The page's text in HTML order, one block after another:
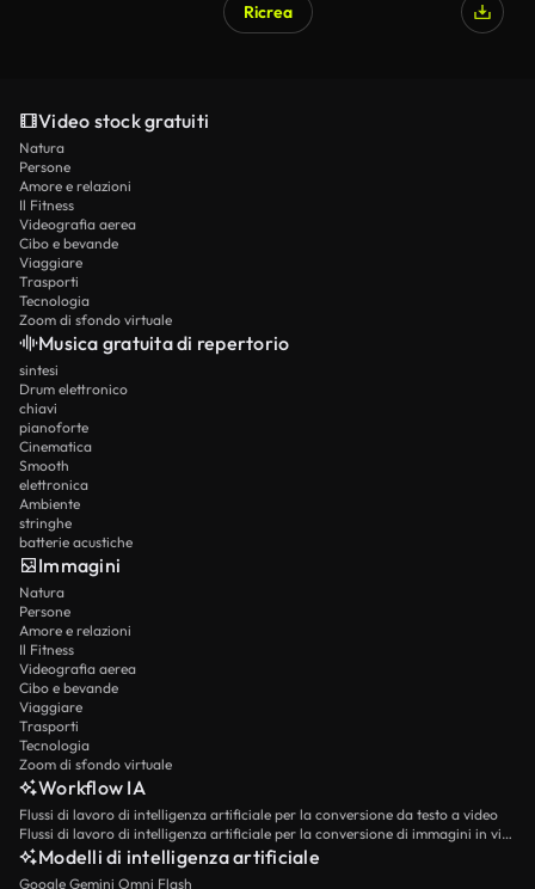
Ricrea
Video stock gratuiti
Natura
Persone
Amore e relazioni
Il Fitness
Videografia aerea
Cibo e bevande
Viaggiare
Trasporti
Tecnologia
Zoom di sfondo virtuale
Musica gratuita di repertorio
sintesi
Drum elettronico
chiavi
pianoforte
Cinematica
Smooth
elettronica
Ambiente
stringhe
batterie acustiche
Immagini
Natura
Persone
Amore e relazioni
Il Fitness
Videografia aerea
Cibo e bevande
Viaggiare
Trasporti
Tecnologia
Zoom di sfondo virtuale
Workflow IA
Flussi di lavoro di intelligenza artificiale per la conversione da testo a video
Flussi di lavoro di intelligenza artificiale per la conversione di immagini in video
Modelli di intelligenza artificiale
Google Gemini Omni Flash